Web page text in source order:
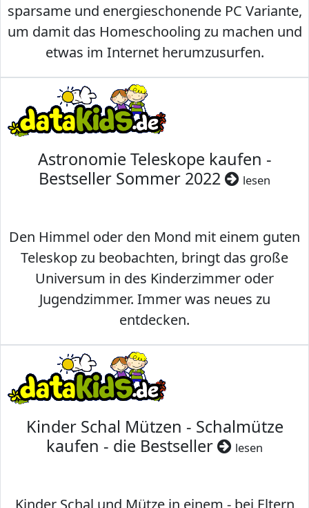
sparsame und energieschonende PC Variante,
um damit das Homeschooling zu machen und
etwas im Internet herumzusurfen.
Astronomie Teleskope kaufen -
Bestseller Sommer 2022
lesen
Den Himmel oder den Mond mit einem guten
Teleskop zu beobachten, bringt das große
Universum in des Kinderzimmer oder
Jugendzimmer. Immer was neues zu
entdecken.
Kinder Schal Mützen - Schalmütze
kaufen - die Bestseller
lesen
Kinder Schal und Mütze in einem - bei Eltern